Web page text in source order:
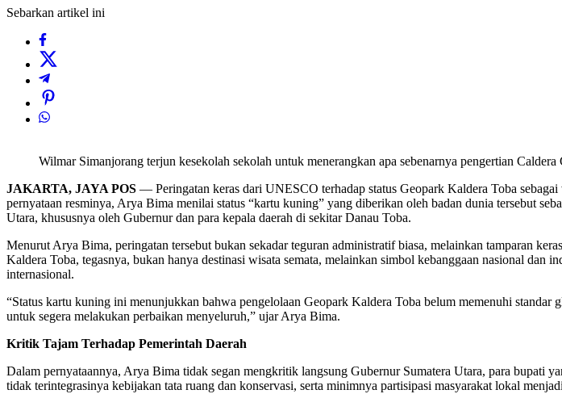
Sebarkan artikel ini
Wilmar Simanjorang terjun kesekolah sekolah untuk menerangkan apa sebenarnya pengertian Caldera
JAKARTA, JAYA POS — Peringatan keras dari UNESCO terhadap status Geopark Kaldera Toba
pernyataan resminya, Arya Bima menilai status “kartu kuning” yang diberikan oleh badan dunia tersebut
Utara, khususnya oleh Gubernur dan para kepala daerah di sekitar Danau Toba.
Menurut Arya Bima, peringatan tersebut bukan sekadar teguran administratif biasa, melainkan tamparan
Kaldera Toba, tegasnya, bukan hanya destinasi wisata semata, melainkan simbol kebanggaan nasional dan
internasional.
“Status kartu kuning ini menunjukkan bahwa pengelolaan Geopark Kaldera Toba belum memenuhi
untuk segera melakukan perbaikan menyeluruh,” ujar Arya Bima.
Kritik Tajam Terhadap Pemerintah Daerah
Dalam pernyataannya, Arya Bima tidak segan mengkritik langsung Gubernur Sumatera Utara, para bupati
tidak terintegrasinya kebijakan tata ruang dan konservasi, serta minimnya partisipasi masyarakat lokal